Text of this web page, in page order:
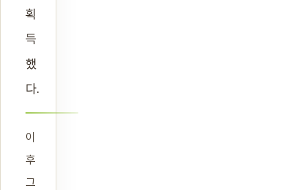
획
득
했
다.
이
후
그